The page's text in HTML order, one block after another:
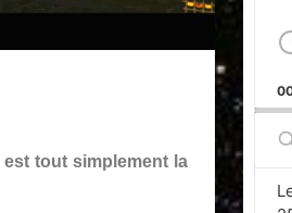
tout simplement la